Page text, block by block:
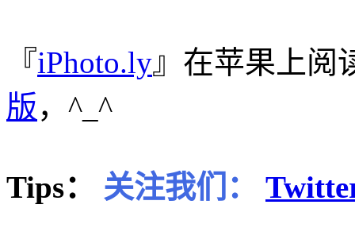
『iPhoto.ly』在苹果上阅
版，^_^
Tips： 关注我们：